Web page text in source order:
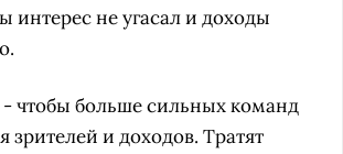
интерес не угасал и доходы
чтобы больше сильных команд
зрителей и доходов. Тратят